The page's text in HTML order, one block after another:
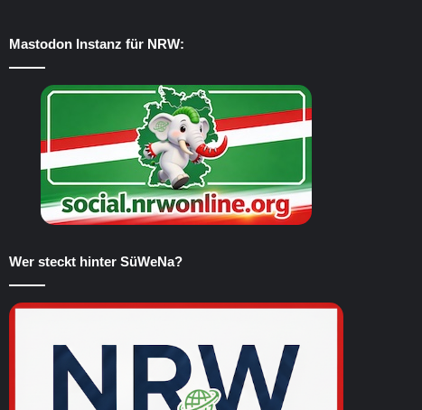
Mastodon Instanz für NRW:
Wer steckt hinter SüWeNa?